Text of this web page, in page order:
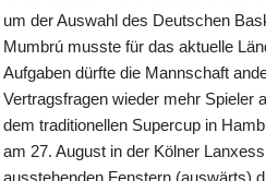
um der Auswahl des Deutschen
Mumbrú musste für das aktuelle
Aufgaben dürfte die Mannschaft
Vertragsfragen wieder mehr Spieler
dem traditionellen Supercup in
am 27. August in der Kölner